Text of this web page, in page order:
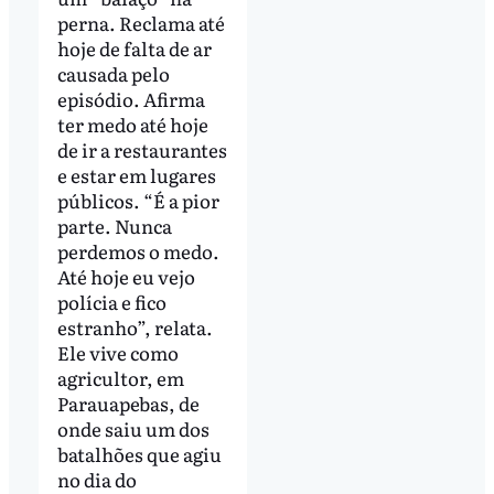
perna. Reclama até
hoje de falta de ar
causada pelo
episódio. Afirma
ter medo até hoje
de ir a restaurantes
e estar em lugares
públicos. “É a pior
parte. Nunca
perdemos o medo.
Até hoje eu vejo
polícia e fico
estranho”, relata.
Ele vive como
agricultor, em
Parauapebas, de
onde saiu um dos
batalhões que agiu
no dia do